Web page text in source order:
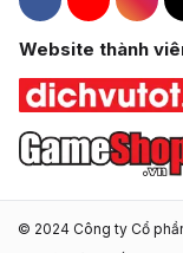
HacomHacom
Website thành
© 2024 Công ty Cổ